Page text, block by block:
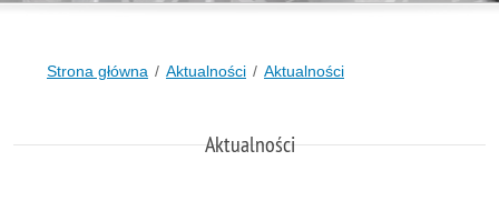
Strona główna Aktualności Aktualności
Aktualności